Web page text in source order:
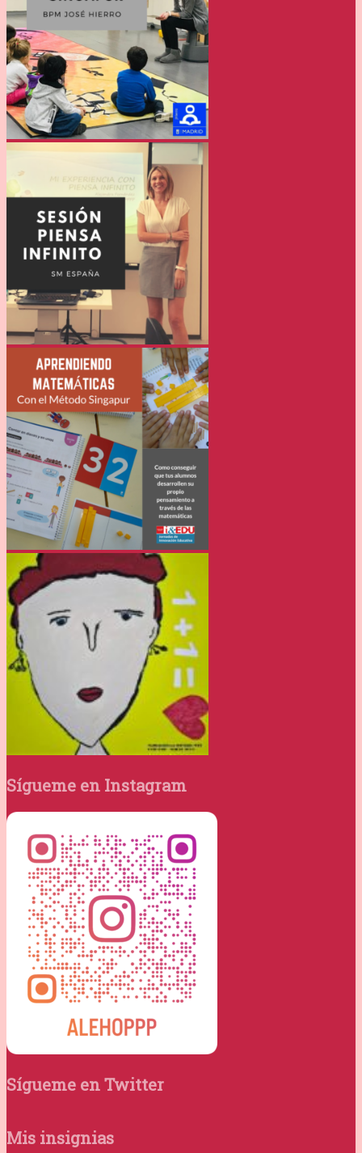
Sígueme en Instagram
Sígueme en Twitter
Mis insignias